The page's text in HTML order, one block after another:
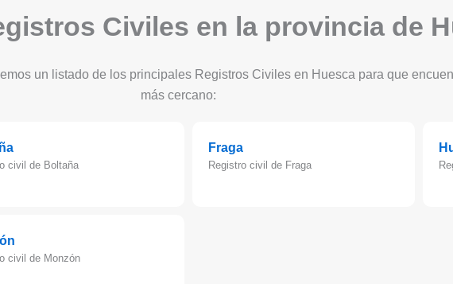
Civiles en la provincia de
un listado de los principales Registros Civiles en Huesca para que
más cercano:
civil de Boltaña
Fraga
Registro civil de Fraga
civil de Monzón